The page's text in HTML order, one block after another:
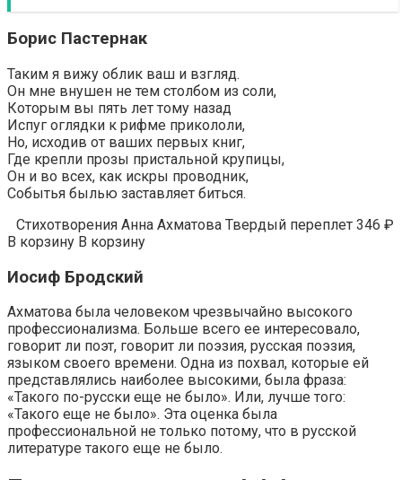
Борис Пастернак
Таким я вижу облик ваш и взгляд.
Он мне внушен не тем столбом из соли,
Которым вы пять лет тому назад
Испуг оглядки к рифме прикололи,
Но, исходив от ваших первых книг,
Где крепли прозы пристальной крупицы,
Он и во всех, как искры проводник,
Событья былью заставляет биться.
Стихотворения Анна Ахматова Твердый переплет 346 ₽
В корзину В корзину
Иосиф Бродский
Ахматова была человеком чрезвычайно высокого
профессионализма. Больше всего ее интересовало,
говорит ли поэт, говорит ли поэзия, русская поэзия,
языком своего времени. Одна из похвал, которые ей
представлялись наиболее высокими, была фраза:
«Такого по-русски еще не было». Или, лучше того:
«Такого еще не было». Эта оценка была
профессиональной не только потому, что в русской
литературе такого еще не было.